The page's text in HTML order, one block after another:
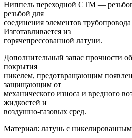
Ниппель переходной CTM —
резьбой для
соединения элементов
Изготавливается из
горячепрессованной латуни.
Дополнительный запас прочности
покрытия
никелем, предотвращающим
защищающим от
механического износа и вредного
жидкостей и
воздушно-газовых сред.
Материал: латунь с